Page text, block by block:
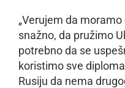
„Verujem da
snažno, da pružimo
potrebno da se
koristimo sve
Rusiju da nema